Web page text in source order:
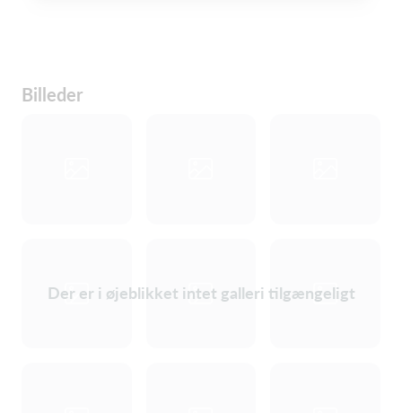
Billeder
Der er i øjeblikket intet galleri tilgængeligt